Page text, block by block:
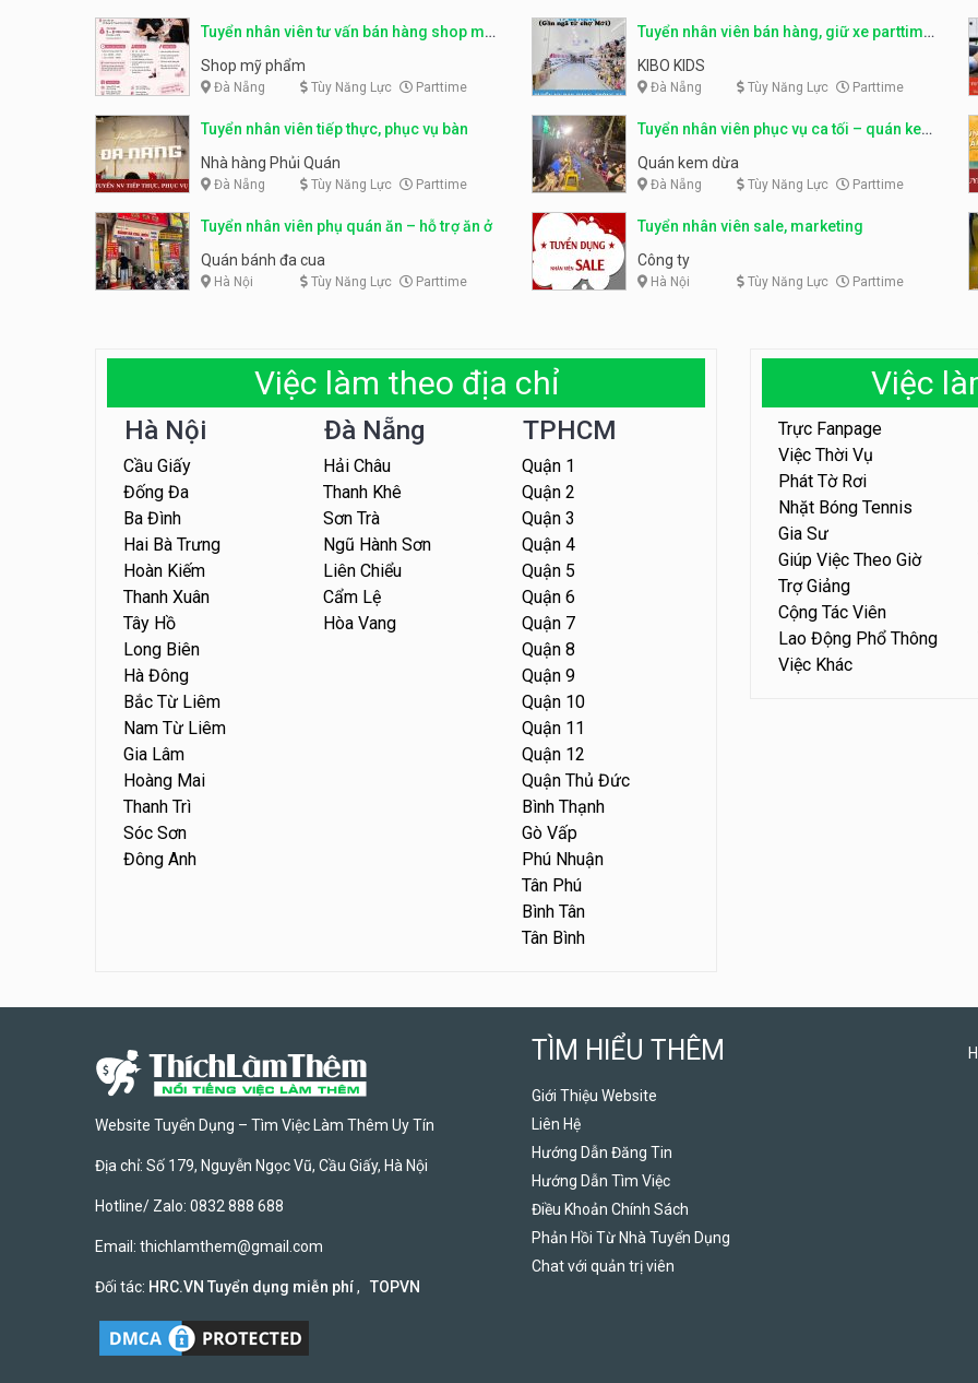
Tuyển nhân viên tư vấn bán hàng shop mỹ
phẩm
Shop mỹ phẩm
Đà Nẵng Tùy Năng Lực Parttime
Tuyển nhân viên bán hàng, giữ xe parttime
– Kibo Kid
KIBO KIDS
Đà Nẵng Tùy Năng Lực Parttime
Tuyển nhân viên tiếp thực, phục vụ bàn
Nhà hàng Phủi Quán
Đà Nẵng Tùy Năng Lực Parttime
Tuyển nhân viên phục vụ ca tối – quán kem
dừa
Quán kem dừa
Đà Nẵng Tùy Năng Lực Parttime
Tuyển nhân viên phụ quán ăn – hỗ trợ ăn ở
Quán bánh đa cua
Hà Nội Tùy Năng Lực Parttime
Tuyển nhân viên sale, marketing
Công ty
Hà Nội Tùy Năng Lực Parttime
Việc làm theo địa chỉ
Hà Nội
Cầu Giấy
Đống Đa
Ba Đình
Hai Bà Trưng
Hoàn Kiếm
Thanh Xuân
Tây Hồ
Long Biên
Hà Đông
Bắc Từ Liêm
Nam Từ Liêm
Gia Lâm
Hoàng Mai
Thanh Trì
Sóc Sơn
Đông Anh
Đà Nẵng
Hải Châu
Thanh Khê
Sơn Trà
Ngũ Hành Sơn
Liên Chiểu
Cẩm Lệ
Hòa Vang
TPHCM
Quận 1
Quận 2
Quận 3
Quận 4
Quận 5
Quận 6
Quận 7
Quận 8
Quận 9
Quận 10
Quận 11
Quận 12
Quận Thủ Đức
Bình Thạnh
Gò Vấp
Phú Nhuận
Tân Phú
Bình Tân
Tân Bình
Việc
Trực Fanpage
Việc Thời Vụ
Phát Tờ Rơi
Nhặt Bóng Tennis
Gia Sư
Giúp Việc Theo Giờ
Trợ Giảng
Cộng Tác Viên
Lao Động Phổ Thông
Việc Khác
Website Tuyển Dụng – Tìm Việc Làm Thêm Uy Tín
Địa chỉ: Số 179, Nguyễn Ngọc Vũ, Cầu Giấy, Hà Nội
Hotline/ Zalo: 0832 888 688
Email: thichlamthem@gmail.com
Đối tác: HRC.VN Tuyển dụng miễn phí, TOPVN
TÌM HIỂU THÊM
Giới Thiệu Website
Liên Hệ
Hướng Dẫn Đăng Tin
Hướng Dẫn Tìm Việc
Điều Khoản Chính Sách
Phản Hồi Từ Nhà Tuyển Dụng
Chat với quản trị viên